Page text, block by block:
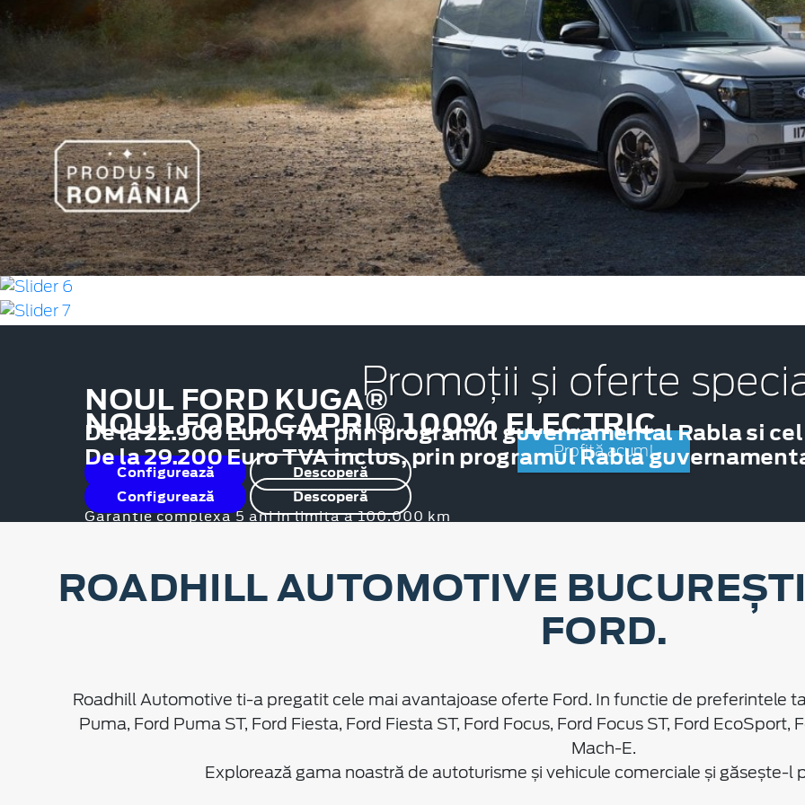
NOUL FORD KUGA®
De la 22.900 Euro TVA prin programul guvernamental Rabla si
Configurează Descoperă
Garanție complexă 5 ani in limita a 100.000 km
NOUL FORD CAPRI® 100% ELECTRIC
De la 29.200 Euro TVA inclus, prin programul Rabla
Configurează Descoperă
Promoții și oferte
Profită acum!
ROADHILL AUTOMOTIVE
FORD.
Roadhill Automotive ti-a pregatit cele mai avantajoase oferte Ford. In functie de preferintele
Puma, Ford Puma ST, Ford Fiesta, Ford Fiesta ST, Ford Focus, Ford Focus ST, Ford
Mach-E.
Explorează gama noastră de autoturisme și vehicule comerciale și găsește-l